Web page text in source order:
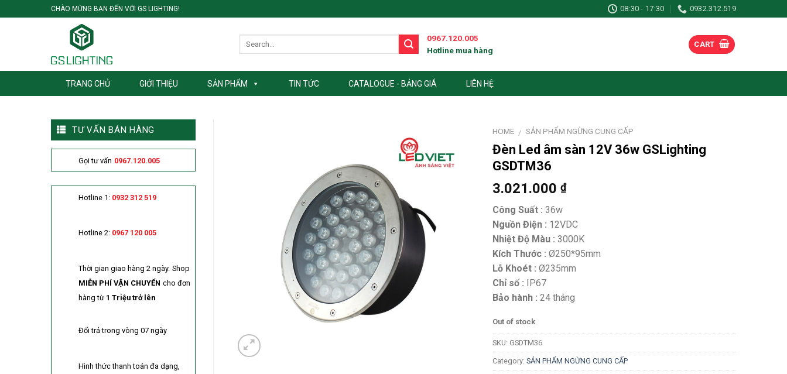
to
CHÀO MỪNG BẠN ĐẾN VỚI GS LIGHTING! 08:30 - 17:30 0932.312.519
0967.120.005
Hotline mua hàng
CART
TRANG CHỦ GIỚI THIỆU SẢN PHẨM TIN TỨC CATALOGUE - BẢNG GIÁ LIÊN HỆ
HOME / SẢN PHẨM NGỪNG CUNG CẤP
Đèn Led âm sàn 12V 36w GSLighting
GSDTM36
3.021.000 ₫
Công Suất : 36w
Nguồn Điện : 12VDC
Nhiệt Độ Màu : 3000K
Kích Thước : Ø250*95mm
Lỗ Khoét : Ø235mm
Chỉ số : IP67
Bảo hành : 24 tháng
Out of stock
SKU: GSDTM36
Category: SẢN PHẨM NGỪNG CUNG CẤP
TƯ VẤN BÁN HÀNG
Gọi tư vấn 0967.120.005
Hotline 1: 0932 312 519
Hotline 2: 0967 120 005
Thời gian giao hàng 2 ngày. Shop
MIỄN PHÍ VẬN CHUYỂN cho đơn
hàng từ 1 Triệu trở lên
Đổi trả trong vòng 07 ngày
Hình thức thanh toán đa dạng,